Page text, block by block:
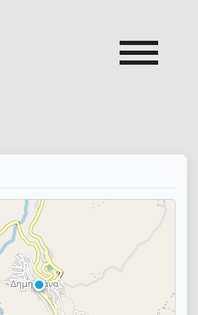
Αναζήτηση
για: